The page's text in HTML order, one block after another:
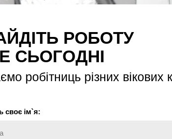
своє ім`я:
робітниць різних вікових
РОБОТУ
СЬОГОДНІ